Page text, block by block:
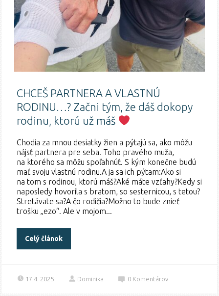
CHCEŠ PARTNERA A VLASTNÚ
RODINU…? Začni tým, že dáš dokopy
rodinu, ktorú už máš
Chodia za mnou desiatky žien a pýtajú sa, ako môžu
nájsť partnera pre seba. Toho pravého muža,
na ktorého sa môžu spoľahnúť. S kým konečne budú
mať svoju vlastnú rodinu.A ja sa ich pýtam:Ako si
na tom s rodinou, ktorú máš?Aké máte vzťahy?Kedy si
naposledy hovorila s bratom, so sesternicou, s tetou?
Stretávate sa?A čo rodičia?Možno to bude znieť
trošku „ezo“. Ale v mojom...
Celý článok
17.4. 2025 Dominika 0 Komentárov